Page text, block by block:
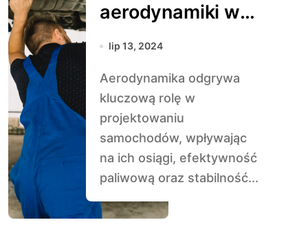
aerodynamiki w
projektowaniu
lip 13, 2024
Aerodynamika odgrywa
kluczową rolę w
projektowaniu
samochodów, wpływając
na ich osiągi, efektywność
paliwową oraz stabilność...